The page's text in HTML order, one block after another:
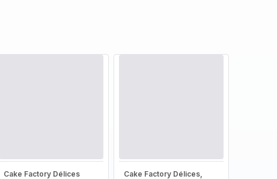
Cake Factory Délices
Cake Factory Délices,